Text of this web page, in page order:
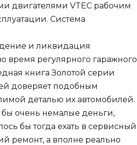
двигателями VTEC рабочим
Система
и ликвидация
время регулярного гаражного
книга Золотой серии
доверяет подобным
деталью их автомобилей.
очень немалые деньги,
бы тогда ехать в сервисный
ремонт, а вполне реально